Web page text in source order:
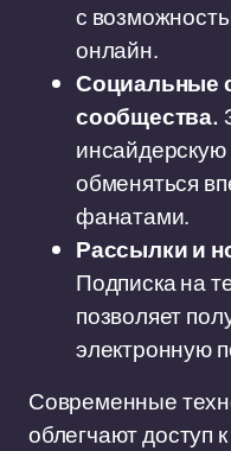
с
онлайн.
Социальные
сообщества.
обменяться
фанатами.
Рассылки и
Подписка на
позволяет
электронную
Современные
облегчают доступ